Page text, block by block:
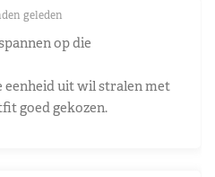
geleden
op die
eenheid uit wil stralen met
goed gekozen.